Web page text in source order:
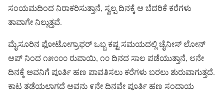
ಸಂಯಮದಿಂದ ನಿರಾಕರಿಸುತ್ತಾನೆ, ಸ್ವಲ್ಪ ದಿನಕ್ಕೆ ಆ ಬೆದರಿಕೆ ಕರೆಗಳು
ತಾವಾಗೇ ನಿಲ್ಲುತ್ತವೆ.
ಮೈಸೂರಿನ ಫೋಟೋಗ್ರಾಫರ್ ಒಬ್ಬ ಕಷ್ಟ ಸಮಯದಲ್ಲಿ ಚೈನೀಸ್ ಲೋನ್
ಆಪ್ ನಿಂದ ೧೫೦೦೦ ರುಪಾಯಿ, ೧೦ ದಿನದ ಸಾಲ ಪಡೆಯುತ್ತಾನೆ, ೮ನೇ
ದಿನಕ್ಕೆ ಅವನಿಗೆ ಪೂರ್ತಿ ಹಣ ಪಾವತಿಸಲು ಕರೆಗಳು ಬರಲು ಶುರುವಾಗುತ್ತದೆ.
ಕಾಟ ತಡೆಯಲಾಗದೆ ಅವನು ೯ನೇ ದಿನವೇ ಪೂರ್ತಿ ಹಣ ಸಂದಾಯ